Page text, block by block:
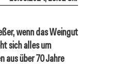
wenn das Weingut
sich alles um
aus über 70 Jahre